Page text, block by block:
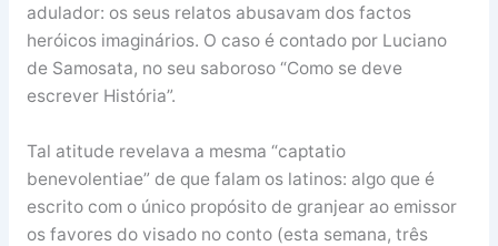
adulador: os seus relatos abusavam dos factos
heróicos imaginários. O caso é contado por Luciano
de Samosata, no seu saboroso “Como se deve
escrever História”.
Tal atitude revelava a mesma “captatio
benevolentiae” de que falam os latinos: algo que é
escrito com o único propósito de granjear ao emissor
os favores do visado no conto (esta semana, três